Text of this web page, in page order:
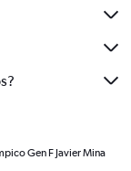
Gen F Javier Mina